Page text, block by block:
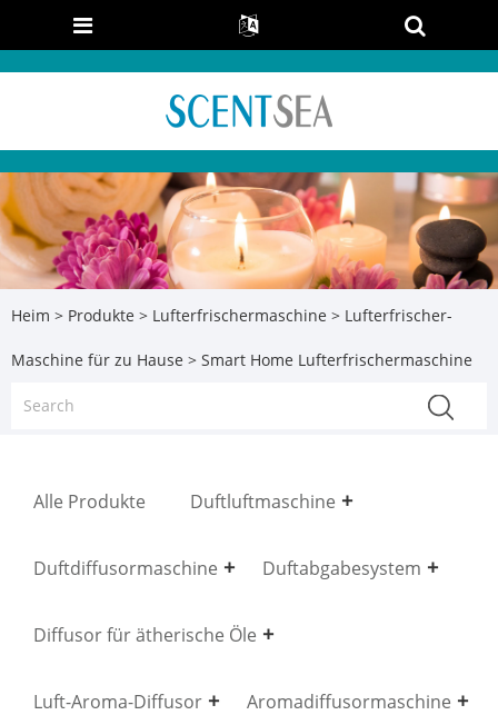
Heim > Produkte > Lufterfrischermaschine > Lufterfrischer-
Maschine für zu Hause > Smart Home Lufterfrischermaschine
Alle Produkte Duftluftmaschine
Duftdiffusormaschine Duftabgabesystem
Diffusor für ätherische Öle
Luft-Aroma-Diffusor Aromadiffusormaschine